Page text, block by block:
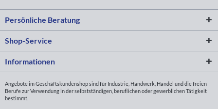
Persönliche Beratung
Shop-Service
Informationen
Angebote im Geschäftskundenshop sind für Industrie, Handwerk, Handel und die freien
Berufe zur Verwendung in der selbstständigen, beruflichen oder gewerblichen Tätigkeit
bestimmt.